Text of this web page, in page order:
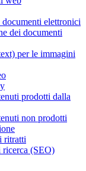
elettronici
dei documenti
per le immagini
prodotti dalla
non prodotti
ritratti
(SEO)